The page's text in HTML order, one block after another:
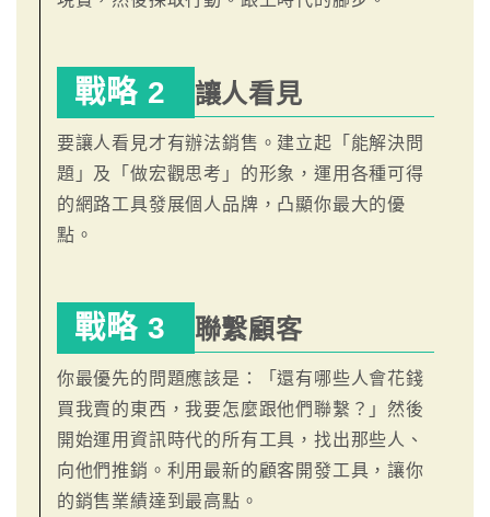
戰略 2 讓人看見
要讓人看見才有辦法銷售。建立起「能解決問
題」及「做宏觀思考」的形象，運用各種可得
的網路工具發展個人品牌，凸顯你最大的優
點。
戰略 3 聯繫顧客
你最優先的問題應該是：「還有哪些人會花錢
買我賣的東西，我要怎麼跟他們聯繫？」然後
開始運用資訊時代的所有工具，找出那些人、
向他們推銷。利用最新的顧客開發工具，讓你
的銷售業績達到最高點。